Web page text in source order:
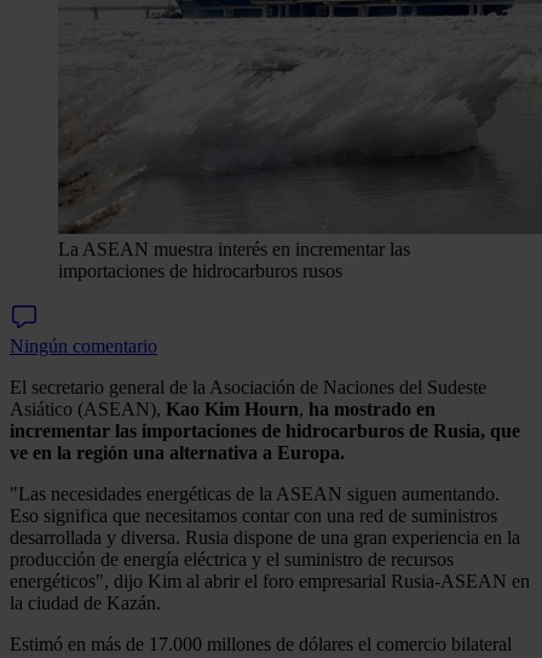
La ASEAN muestra interés en incrementar las
importaciones de hidrocarburos rusos
Ningún comentario
El secretario general de la Asociación de Naciones del Sudeste
Asiático (ASEAN), Kao Kim Hourn, ha mostrado en
incrementar las importaciones de hidrocarburos de Rusia, que
ve en la región una alternativa a Europa.
"Las necesidades energéticas de la ASEAN siguen aumentando.
Eso significa que necesitamos contar con una red de suministros
desarrollada y diversa. Rusia dispone de una gran experiencia en la
producción de energía eléctrica y el suministro de recursos
energéticos", dijo Kim al abrir el foro empresarial Rusia-ASEAN en
la ciudad de Kazán.
Estimó en más de 17.000 millones de dólares el comercio bilateral